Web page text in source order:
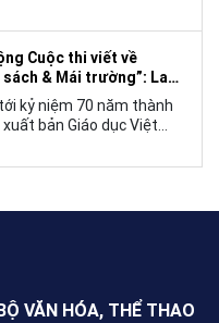
viết về “Trang sách và
hướng tới kỷ niệm 70
lập Nhà xuất bản Giáo
Nam vào năm 2027.
Cuộc thi viết về
sách & Mái trường”: Lan
yêu học tập, tôn vinh
trị bền vững của giáo
kỷ niệm 70 năm thành
xuất bản Giáo dục Việt
phối hợp với Hội Nhà
và ngoài nước, không
độ tuổi, nghề nghiệp hay
VĂN HÓA, THỂ THAO